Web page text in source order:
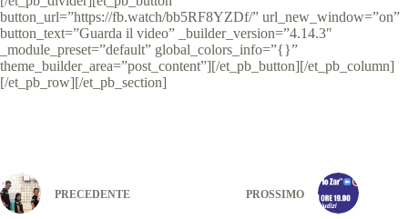
button_url=”https://fb.watch/bb5RF8YZDf/” url_new_window=”on”
button_text=”Guarda il video” _builder_version=”4.14.3″
_module_preset=”default” global_colors_info=”{}”
theme_builder_area=”post_content”][/et_pb_button][/et_pb_column]
[/et_pb_row][/et_pb_section]
PRECEDENTE PROSSIMO